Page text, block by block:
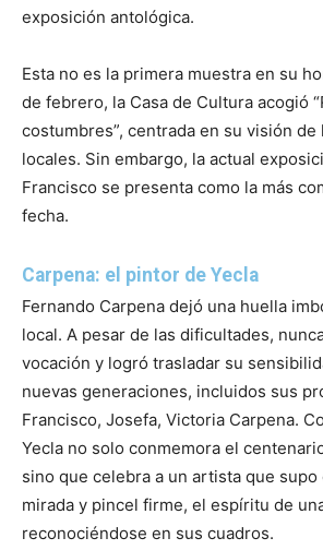
exposición antológica.
Esta no es la primera muestra en su
de febrero, la Casa de Cultura acogió
costumbres”, centrada en su visión
locales. Sin embargo, la actual
Francisco se presenta como la más
fecha.
Carpena: el pintor de Yecla
Fernando Carpena dejó una huella
local. A pesar de las dificultades,
vocación y logró trasladar su
nuevas generaciones, incluidos sus
Francisco, Josefa, Victoria Carpena.
Yecla no solo conmemora el
sino que celebra a un artista que supo
mirada y pincel firme, el espíritu de
reconociéndose en sus cuadros.